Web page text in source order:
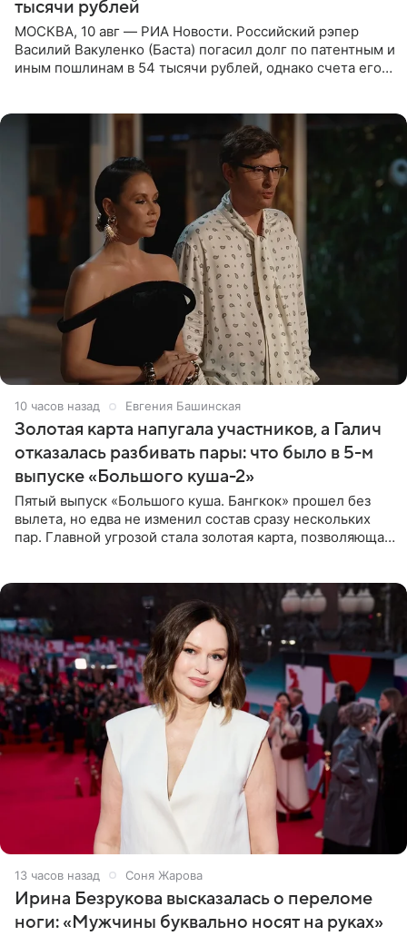
тысячи рублей
МОСКВА, 10 авг — РИА Новости. Российский рэпер
Василий Вакуленко (Баста) погасил долг по патентным и
иным пошлинам в 54 тысячи рублей, однако счета его
10 часов назад Евгения Башинская
Золотая карта напугала участников, а Галич
отказалась разбивать пары: что было в 5-м
выпуске «Большого куша-2»
Пятый выпуск «Большого куша. Бангкок» прошел без
вылета, но едва не изменил состав сразу нескольких
пар. Главной угрозой стала золотая карта, позволяющая
13 часов назад Соня Жарова
Ирина Безрукова высказалась о переломе
ноги: «Мужчины буквально носят на руках»